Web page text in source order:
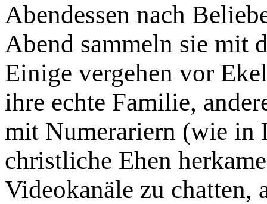
Abendessen nach
Abend sammeln sie mit
Einige vergehen vor
ihre echte Familie,
mit Numerariern (wie in
christliche Ehen
Videokanäle zu chatten,